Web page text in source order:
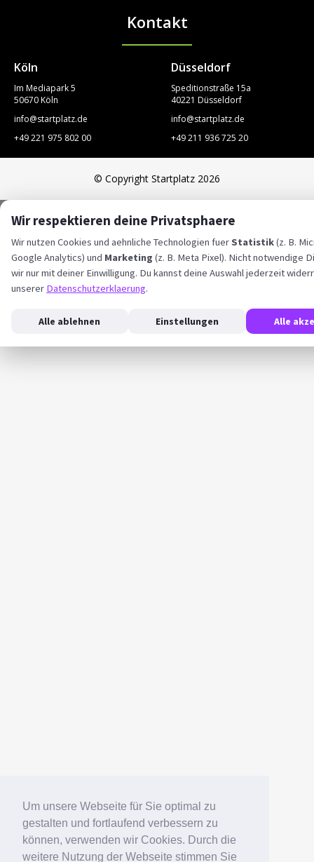
Um unsere Webseite für Sie optimal zu
gestalten und fortlaufend verbessern zu
können, verwenden wir Cookies. Durch die
weitere Nutzung der Webseite stimmen Sie
STARTPLATZ
Kontakt
Köln
Im Mediapark 5
50670 Köln
info@startplatz.de
+49 221 975 802 00
Düsseldorf
Speditionstraße 15a
40221 Düsseldorf
info@startplatz.de
+49 211 936 725 20
© Copyright Startplatz 2026
Wir respektieren deine Privatsphaere
Wir nutzen Cookies und aehnliche Technologien fuerStatistik(z. B.
Google Analytics) und Marketing (z. B. Meta Pixel). Nicht notwendige
wir nur mit deiner Einwilligung. Du kannst deine Auswahl jederzeit
unserer Datenschutzerklaerung.
Alle ablehnen Einstellungen Alle